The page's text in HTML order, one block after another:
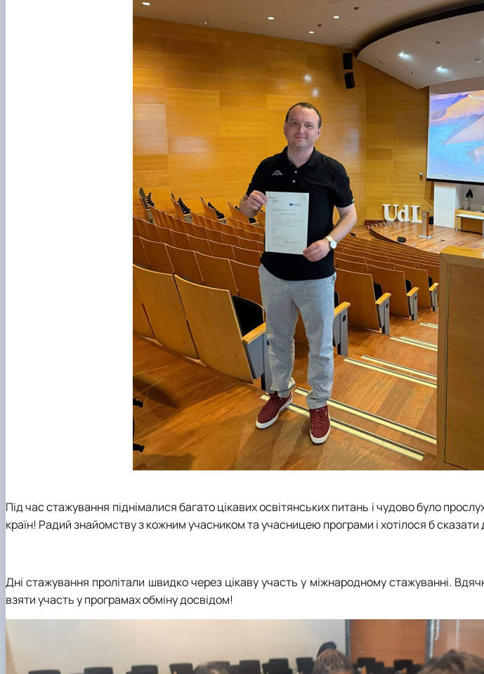
Під час стажування піднімалися багато цікавих освітянських питань і чудово було
країн! Радий знайомству з кожним учасником та учасницею програми і хотілося б сказати
Дні стажування пролітали швидко через цікаву участь у міжнародному стажуванні.
взяти участь у програмах обміну досвідом!